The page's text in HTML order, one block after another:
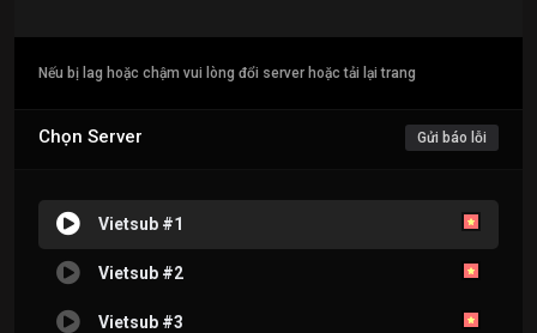
Nếu bị lag hoặc chậm vui lòng đổi server hoặc tải lại trang
Chọn Server Gửi báo lỗi
Vietsub #1
Vietsub #2
Vietsub #3